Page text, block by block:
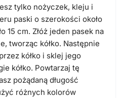
tylko nożyczek, kleju i
paski o szerokości około
15 cm. Złóż jeden pasek na
tworząc kółko. Następnie
kółko i sklej jego
kółko. Powtarzaj tę
pożądaną długość
różnych kolorów